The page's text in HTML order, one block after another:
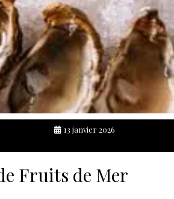
13 janvier 2026
Fruits de Mer